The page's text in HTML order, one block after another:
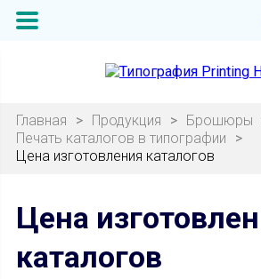
Главная > Продукция > Брошюры
Печать каталогов в типографии
>
Цена изготовления каталогов
Цена
каталогов